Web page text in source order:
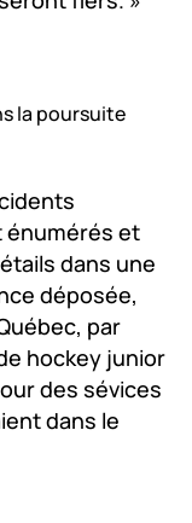
la poursuite
énumérés et
dans une
déposée,
par
hockey junior
des sévices
dans le